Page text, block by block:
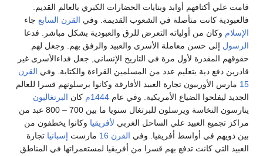
قامت علي أكتافهم أوابد وبنايات الحضارات الكبري بالعالم القديم.
فالعبودية كانت متأصلة في الشعوب القديمة. وفي القرن السابع جاء
الإسلام وكان من أولياته التعرض للرق والعبودية بشكل مباشر. فدعا
الرسول إلى حسن معاملة الأسرى والعبيد والرفق بهم. وجعل لهم
حقوقهم المقدرة لأول مرة في التاريخ الإنساني, جعل فداءالأسرى غير
قادرين دفع دية بتعليم عدد من المسلمين القراءة والكتابة. وفي القرن
15 مارس الأوربيون تجارة العبيد الأفارقة وكانوا يرسلونهم قسرا للعالم
الجديد ليفلحوا الضياع الأمريكية. وفي عام 1444م كان البرتغاليون
ينارسون النخاسة ويرسلون للبرتغال سنويا ما بين 700 – 800 عبد من
مراكز تجميع العبيد علي الساحل الغربي لأفريقيا وكانوا يخطفون من
بين ذويهم في أواسط أفريقيا. وفي القرن 16 مارست إسبانيا تجارة
العبيد التي كانت تدفع بهم قسرا من أفريقيا لمستعمراتها في المناطق